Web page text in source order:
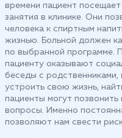
времени пациент
занятия в клинике. Они
человека к спиртным
жизнью. Больной должен
по выбранной программе.
пациенту оказывают
беседы с
устроить свою жизнь,
пациенты могут
вопросы. Именно
позволяют нам свести